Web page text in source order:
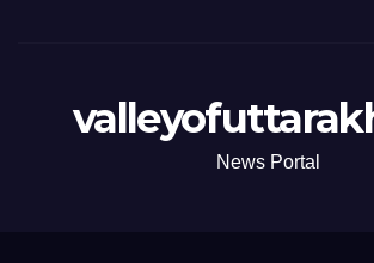
News Portal